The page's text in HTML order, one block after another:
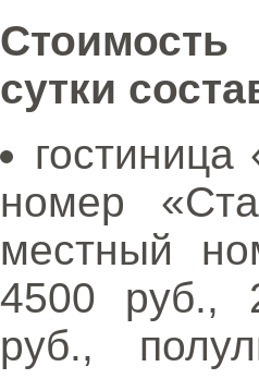
сутки
номер
местный
4500 руб.,
руб.,